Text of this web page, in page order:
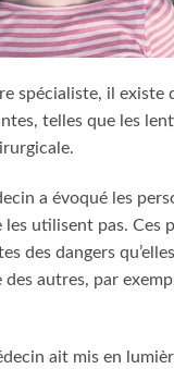
spécialiste, il existe
telles que les
a évoqué les
les utilisent pas. Ces
des dangers
des autres, par
ait mis en